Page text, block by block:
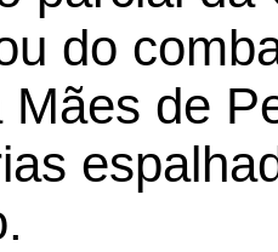
do
Mães de